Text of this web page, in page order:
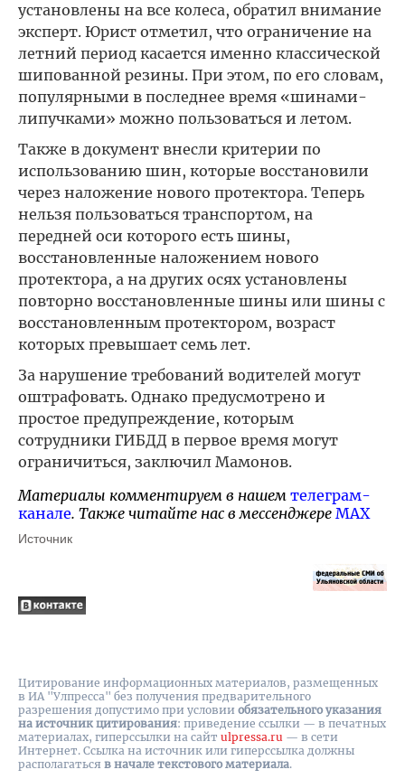
установлены на все колеса, обратил внимание
эксперт. Юрист отметил, что ограничение на
летний период касается именно классической
шипованной резины. При этом, по его словам,
популярными в последнее время «шинами-
липучками» можно пользоваться и летом.
Также в документ внесли критерии по
использованию шин, которые восстановили
через наложение нового протектора. Теперь
нельзя пользоваться транспортом, на
передней оси которого есть шины,
восстановленные наложением нового
протектора, а на других осях установлены
повторно восстановленные шины или шины с
восстановленным протектором, возраст
которых превышает семь лет.
За нарушение требований водителей могут
оштрафовать. Однако предусмотрено и
простое предупреждение, которым
сотрудники ГИБДД в первое время могут
ограничиться, заключил Мамонов.
Материалы комментируем в нашем телеграм-
канале. Также читайте нас в мессенджере MAX
Источник
Цитирование информационных материалов, размещенных
в ИА "Улпресса" без получения предварительного
разрешения допустимо при условии обязательного указания
на источник цитирования: приведение ссылки — в печатных
материалах, гиперссылки на cайт ulpressa.ru — в сети
Интернет. Ссылка на источник или гиперссылка должны
располагаться в начале текстового материала.